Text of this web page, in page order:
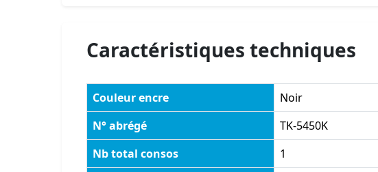
Caractéristiques techniques
Couleur encre Noir
N° abrégé
TK-5450K
Nb total consos
1